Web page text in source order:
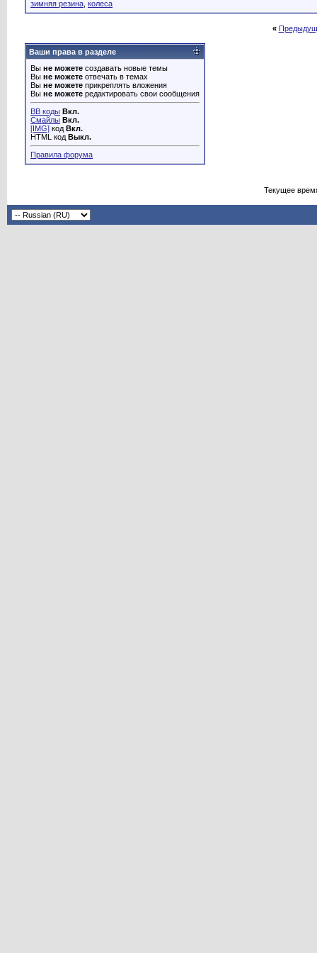
зимняя резина колеса
«
Ваши права в разделе
Вы не можете создавать новые темы
Вы не можете отвечать в темах
Вы не можете прикреплять вложения
Вы не можете редактировать свои сообщения
BB коды Вкл.
Смайлы Вкл.
[IMG] код Вкл.
HTML код Выкл.
Правила форума
Текущее